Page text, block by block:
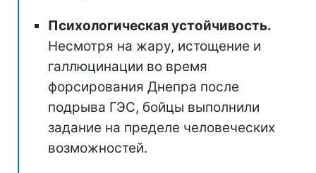
Психологическая устойчивость.
Несмотря на жару, истощение и
галлюцинации во время
форсирования Днепра после
подрыва ГЭС, бойцы выполнили
задание на пределе человеческих
возможностей.